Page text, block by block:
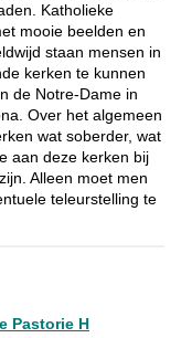
Katholieke
mooie beelden en
staan mensen in
kerken te kunnen
de Notre-Dame in
Over het algemeen
wat soberder, wat
aan deze kerken bij
Alleen moet men
teleurstelling te
Pastorie H